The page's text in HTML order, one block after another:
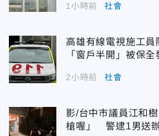
1小時前 社會
高雄有線電視施工
「窗戶半開」被保全
2小時前 社會
影/台中市議員江和
槍喔」 警逮1男送